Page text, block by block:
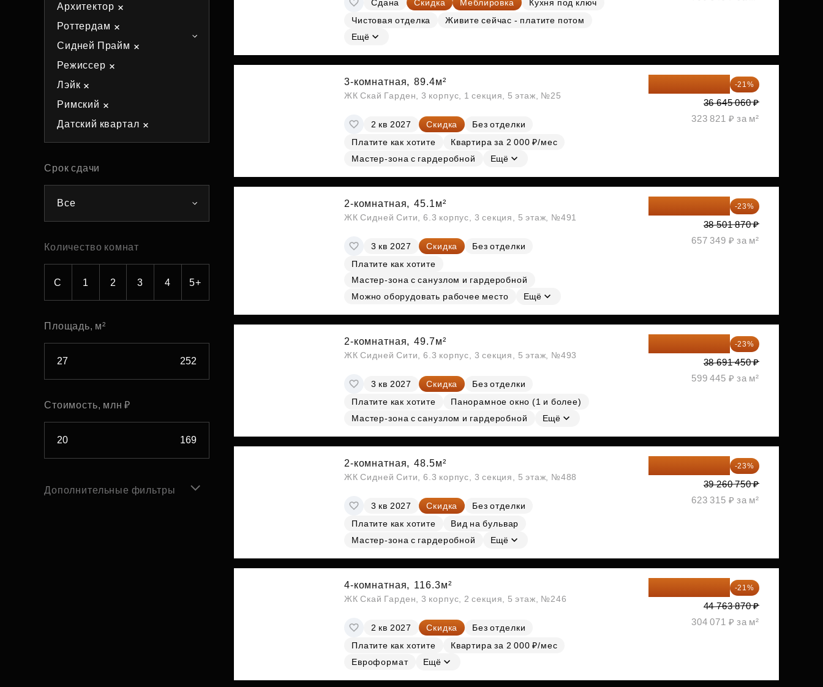
Субсидии
Архитектор
Роттердам
Сидней Прайм
Режиссер
Лэйк
Римский
Датский квартал
Срок сдачи
Все
Количество комнат
С 1 2 3 4 5+
Площадь, м²
Стоимость, млн ₽
Дополнительные фильтры
Сдана Скидка Меблировка
Кухня под ключ
Чистовая отделка
Живите сейчас - платите потом
Ещё
3-комнатная, 89.4м²
ЖК Скай Гарден, 3 корпус, 1 секция, 5 этаж, №25
2 кв 2027 Скидка
Без отделки
Платите как хотите
Квартира за 2 000 ₽/мес
Мастер-зона с гардеробной
Ещё
-21%
36 645 060 ₽
323 821 ₽ за м²
2-комнатная, 45.1м²
ЖК Сидней Сити, 6.3 корпус, 3 секция, 5 этаж, №491
3 кв 2027 Скидка
Без отделки
Платите как хотите
Мастер-зона с санузлом и гардеробной
Можно оборудовать рабочее место
Ещё
-23%
38 501 870 ₽
657 349 ₽ за м²
2-комнатная, 49.7м²
ЖК Сидней Сити, 6.3 корпус, 3 секция, 5 этаж, №493
3 кв 2027 Скидка
Без отделки
Платите как хотите
Панорамное окно (1 и более)
Мастер-зона с санузлом и гардеробной
Ещё
-23%
38 691 450 ₽
599 445 ₽ за м²
2-комнатная, 48.5м²
ЖК Сидней Сити, 6.3 корпус, 3 секция, 5 этаж, №488
3 кв 2027 Скидка
Без отделки
Платите как хотите
Вид на бульвар
Мастер-зона с гардеробной
Ещё
-23%
39 260 750 ₽
623 315 ₽ за м²
4-комнатная, 116.3м²
ЖК Скай Гарден, 3 корпус, 2 секция, 5 этаж, №246
2 кв 2027 Скидка
Без отделки
Платите как хотите
Квартира за 2 000 ₽/мес
Евроформат
Ещё
-21%
44 763 870 ₽
304 071 ₽ за м²